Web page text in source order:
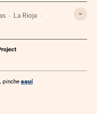
La Rioja
vitivinícola
Empresas
pinche aquí